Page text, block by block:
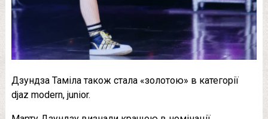
Дзундза Таміла також стала «золотою» в категорії
djaz modern, junior.